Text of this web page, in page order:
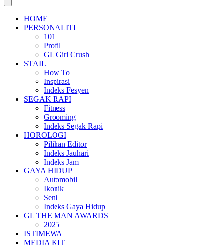
HOME
PERSONALITI
101
Profil
GL Girl Crush
STAIL
How To
Inspirasi
Indeks Fesyen
SEGAK RAPI
Fitness
Grooming
Indeks Segak Rapi
HOROLOGI
Pilihan Editor
Indeks Jauhari
Indeks Jam
GAYA HIDUP
Automobil
Ikonik
Seni
Indeks Gaya Hidup
GL THE MAN AWARDS
2025
ISTIMEWA
MEDIA KIT